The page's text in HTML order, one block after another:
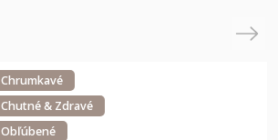
Chrumkavé
Chutné & Zdravé
Obľúbené
Next